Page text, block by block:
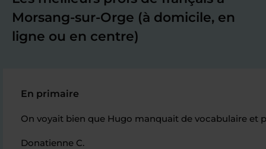
Morsang-sur-Orge (à domicile, en
ligne ou en centre)
En primaire
On voyait bien que Hugo manquait de vocabulaire et
Donatienne C.